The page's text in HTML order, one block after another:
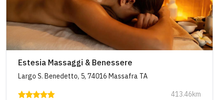
Estesia Massaggi & Benessere
Largo S. Benedetto, 5, 74016 Massafra TA
413.46km